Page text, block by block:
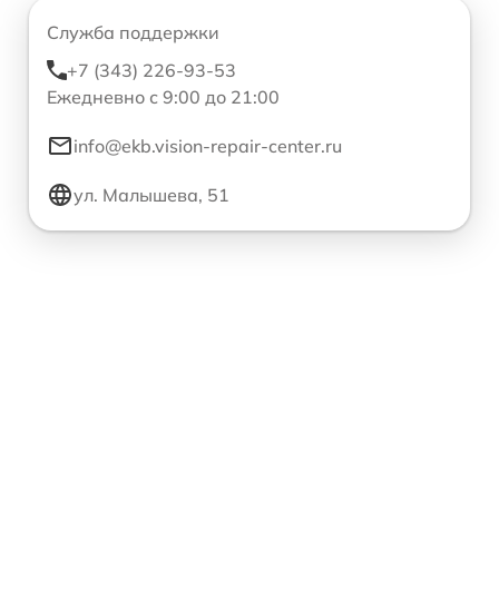
Служба поддержки
+7 (343) 226-93-53
Ежедневно с 9:00 до 21:00
info@ekb.vision-repair-center.ru
ул. Малышева, 51